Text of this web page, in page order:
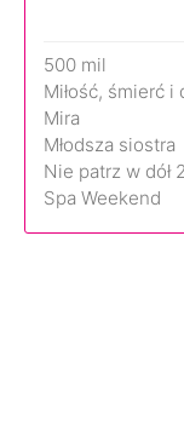
500 mil
Miłość, śmierć
Mira
Młodsza siostra
Nie patrz w dół 2
Spa Weekend